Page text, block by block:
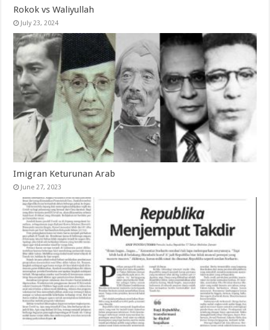
Rokok vs Waliyullah
July 23, 2024
Imigran Keturunan Arab
June 27, 2023